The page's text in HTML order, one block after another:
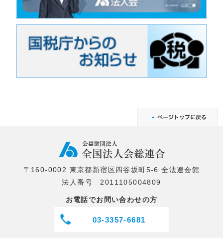
〒160-0002 東京都新宿区四谷坂町5-6 全法連会館
法人番号 2011105004809
お電話でお問い合わせの方
03-3357-6681